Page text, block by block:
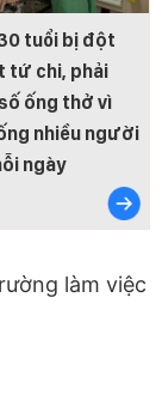
tuổi bị đột
tứ chi, phải
ống thở vì
nhiều người
ngày
làm việc